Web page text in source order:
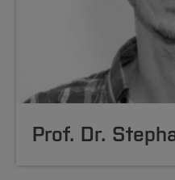
Prof. Dr.